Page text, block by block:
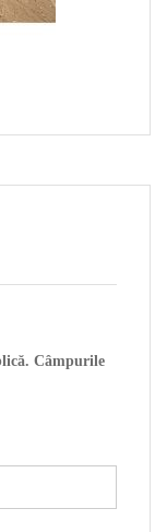
Câmpurile